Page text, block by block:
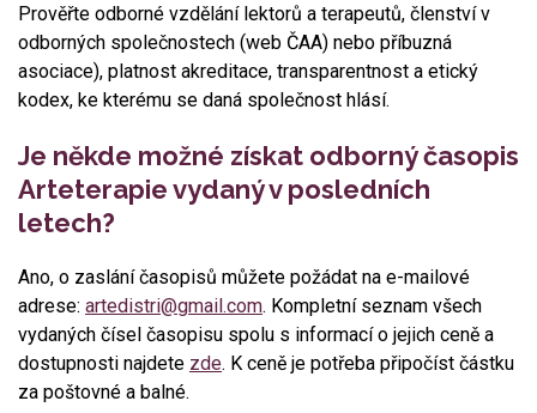
Prověřte odborné vzdělání lektorů a terapeutů, členství v
odborných společnostech (web ČAA) nebo příbuzná
asociace), platnost akreditace, transparentnost a etický
kodex, ke kterému se daná společnost hlásí.
Je někde možné získat odborný časopis
Arteterapie vydaný v posledních
letech?
Ano, o zaslání časopisů můžete požádat na e-mailové
adrese: artedistri@gmail.com. Kompletní seznam všech
vydaných čísel časopisu spolu s informací o jejich ceně a
dostupnosti najdete zde. K ceně je potřeba připočíst částku
za poštovné a balné.